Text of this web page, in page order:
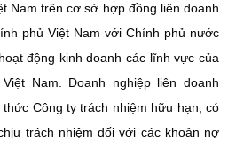
Nam trên cơ sở hợp đồng liên doanh
phủ Việt Nam với Chính phủ nước
động kinh doanh các lĩnh vực của
Nam. Doanh nghiệp liên doanh
Công ty trách nhiệm hữu hạn, có
trách nhiệm đối với các khoản nợ